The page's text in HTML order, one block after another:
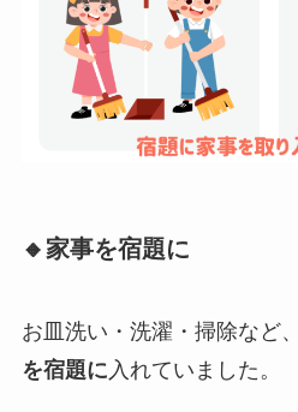
🔸家事を宿題に
お皿洗い・洗濯・掃除など、
を宿題に入れていました。